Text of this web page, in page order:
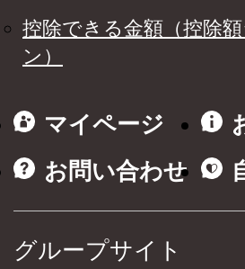
控除できる金額（控除
ン）
マイページ
お問い合わせ
グループサイト